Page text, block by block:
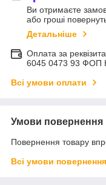
Ви отримаєте
або гроші
Детальніше
Оплата за
6045 0473 93 ФОП
Всі умови оплати
Умови повернення
Повернення товару
Всі умови повернення